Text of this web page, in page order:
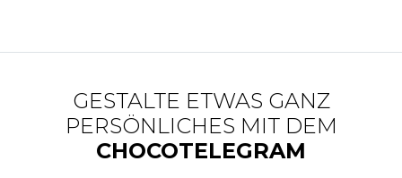
GESTALTE ETWAS GANZ
PERSÖNLICHES MIT DEM
CHOCOTELEGRAM